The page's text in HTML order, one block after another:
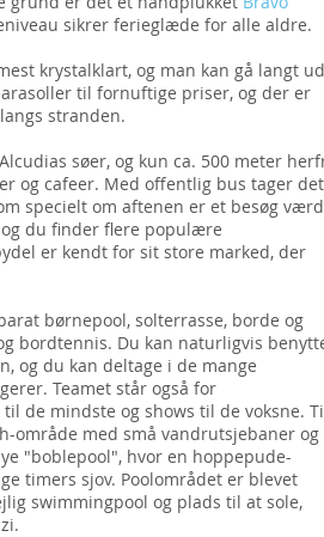
sikrer ferieglæde for alle aldre.
krystalklart, og man kan gå langt ud
til fornuftige priser, og der er
stranden.
søer, og kun ca. 500 meter
og cafeer. Med offentlig bus tager det
specielt om aftenen er et besøg
du finder flere populære
er kendt for sit store marked, der
børnepool, solterrasse, borde og
bordtennis. Du kan naturligvis
og du kan deltage i de mange
Teamet står også for
de mindste og shows til de voksne.
område med små vandrutsjebaner og
"boblepool", hvor en hoppepude-
timers sjov. Poolområdet er blevet
swimmingpool og plads til at sole,